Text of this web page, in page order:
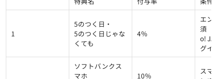
1
5のつく日・
5のつく日じゃな
くても
4％
エン
須
o!
グイ
ソフトバンクス
マホ
10％
スマ